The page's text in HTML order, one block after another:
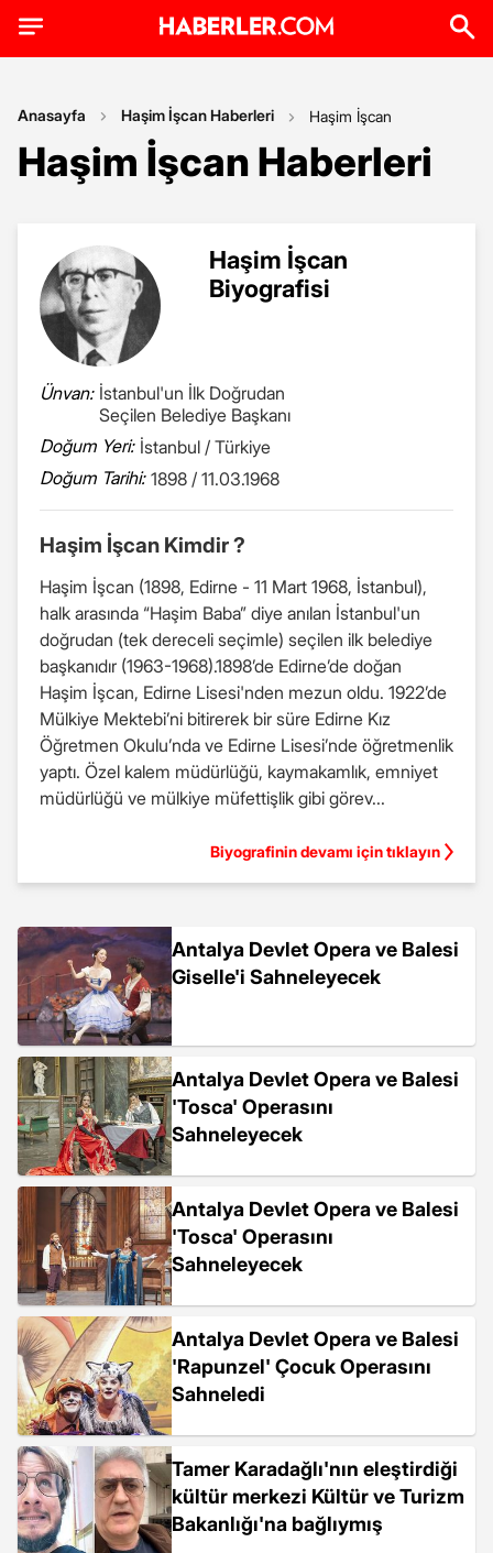
Anasayfa Haşim İşcan Haberleri Haşim İşcan
Haşim İşcan Haberleri
Haşim İşcan
Biyografisi
Ünvan: İstanbul'un İlk Doğrudan
Seçilen Belediye Başkanı
Doğum Yeri: İstanbul / Türkiye
Doğum Tarihi: 1898 / 11.03.1968
Haşim İşcan Kimdir ?
Haşim İşcan (1898, Edirne - 11 Mart 1968, İstanbul),
halk arasında “Haşim Baba” diye anılan İstanbul'un
doğrudan (tek dereceli seçimle) seçilen ilk belediye
başkanıdır (1963-1968).1898’de Edirne’de doğan
Haşim İşcan, Edirne Lisesi'nden mezun oldu. 1922’de
Mülkiye Mektebi’ni bitirerek bir süre Edirne Kız
Öğretmen Okulu’nda ve Edirne Lisesi’nde öğretmenlik
yaptı. Özel kalem müdürlüğü, kaymakamlık, emniyet
müdürlüğü ve mülkiye müfettişlik gibi görev...
Biyografinin devamı için tıklayın
Antalya Devlet Opera ve Balesi
Giselle'i Sahneleyecek
Antalya Devlet Opera ve Balesi
'Tosca' Operasını
Sahneleyecek
Antalya Devlet Opera ve Balesi
'Tosca' Operasını
Sahneleyecek
Antalya Devlet Opera ve Balesi
'Rapunzel' Çocuk Operasını
Sahneledi
Tamer Karadağlı'nın eleştirdiği
kültür merkezi Kültür ve Turizm
Bakanlığı'na bağlıymış